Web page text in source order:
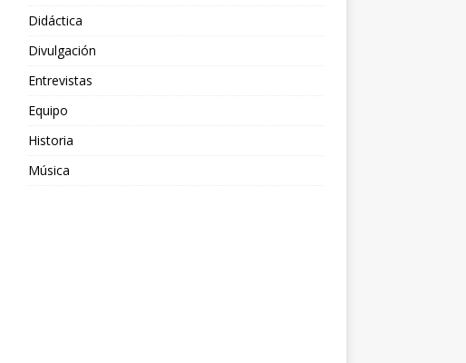
Didáctica
Divulgación
Entrevistas
Equipo
Historia
Música